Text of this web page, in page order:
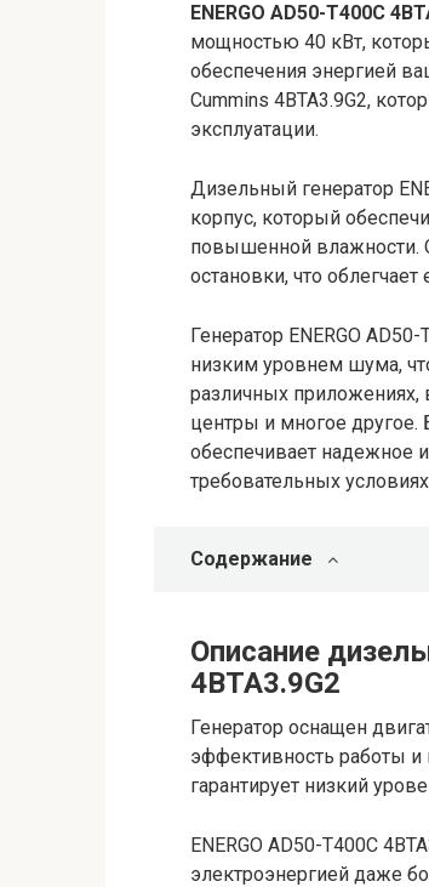
ENERGO AD50-T400C
мощностью 40 кВт,
обеспечения энергией
Cummins 4BTA3.9G2,
эксплуатации.
Дизельный генератор
корпус, который
повышенной влажности.
остановки, что
Генератор ENERGO
низким уровнем шума,
различных приложениях,
центры и многое другое.
обеспечивает надежное
требовательных
Содержание
Описание
4BTA3.9G2
Генератор оснащен
эффективность работы
гарантирует низкий
ENERGO AD50-T400C
электроэнергией даже